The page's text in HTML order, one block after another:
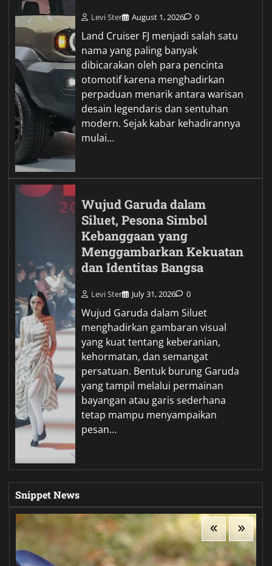
Levi Ster August 1, 2026 0
Land Cruiser FJ menjadi salah satu
nama yang paling banyak
dibicarakan oleh para pencinta
otomotif karena menghadirkan
perpaduan menarik antara warisan
desain legendaris dan sentuhan
modern. Sejak kabar kehadirannya
mulai…
Wujud Garuda dalam
Siluet, Pesona Simbol
Kebanggaan yang
Menggambarkan Kekuatan
dan Identitas Bangsa
Levi Ster July 31, 2026 0
Wujud Garuda dalam Siluet
menghadirkan gambaran visual
yang kuat tentang keberanian,
kehormatan, dan semangat
persatuan. Bentuk burung Garuda
yang tampil melalui permainan
bayangan atau garis sederhana
tetap mampu menyampaikan
pesan…
Snippet News